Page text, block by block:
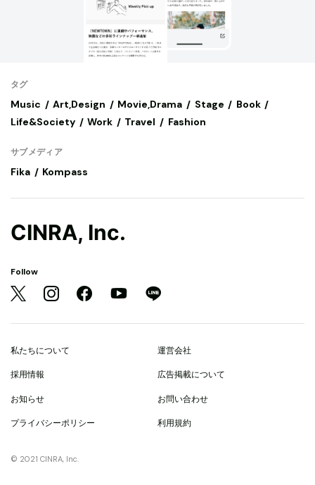
タグ
Music Art,Design Movie,Drama Stage
Book
Life&Society
Work Travel Fashion
サブメディア
Fika Kompass
CINRA, Inc.
Follow
私たちについて 運営会社
採用情報 広告掲載について
お知らせ お問い合わせ
プライバシーポリシー 利用規約
© 2021 CINRA, Inc.